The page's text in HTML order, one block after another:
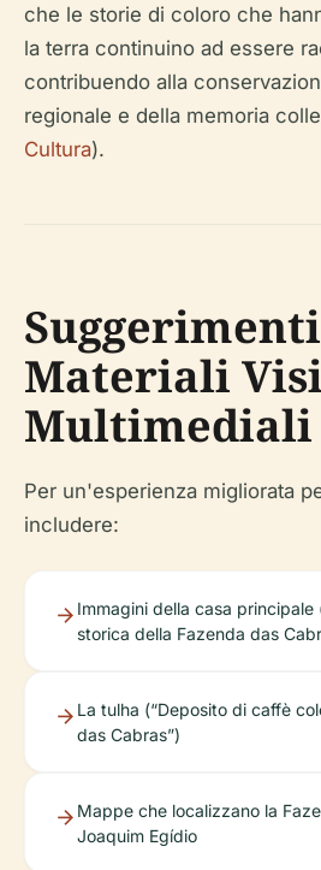
che le storie di coloro che
la terra continuino ad essere
contribuendo alla
regionale e della memoria
Cultura).
Materiali
Multimediali
Per un'esperienza migliorata
includere:
Immagini della casa principale
storica della Fazenda das
La tulha (“Deposito di caffè
das Cabras”)
Mappe che localizzano la
Joaquim Egídio